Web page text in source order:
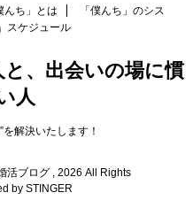
んち」とは
「僕んち」のシス
スケジュール
、出会いの場に慣
人
解決いたします！
活ブログ , 2026 All Rights
by STINGER